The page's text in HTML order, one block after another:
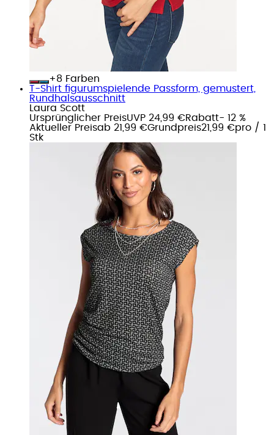
+
Farben
T-Shirt figurumspielende Passform, gemustert,
Rundhalsausschnitt
Laura Scott
Ursprünglicher PreisUVP 24,99 €Rabatt- 12 %
Aktueller Preisab 21,99 €Grundpreis21,99 €pro / 1
Stk